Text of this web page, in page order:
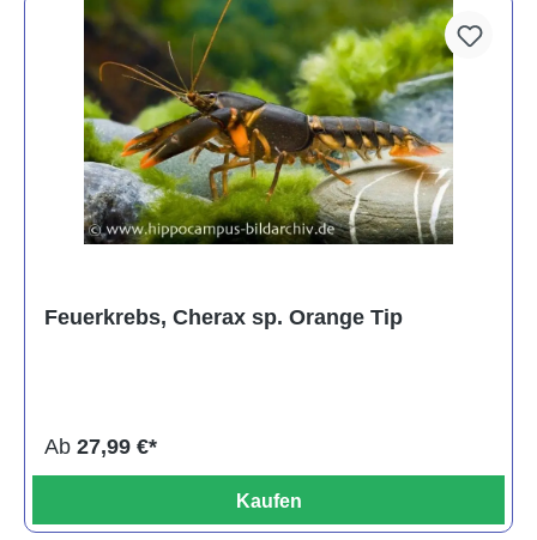
Feuerkrebs, Cherax sp. Orange Tip
Ab 27,99 €*
Kaufen